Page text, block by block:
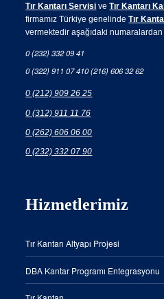
Tır Kantarı Servisi veTır Kantarı
firmamız Türkiye genelindeTır
vermektedir aşağıdaki
0 (232) 332 09 41
0 (322) 911 07 410 (216) 606 32 62
0 (212) 909 26 25
0 (312) 911 11 76
0 (262) 606 06 00
0 (232) 332 07 90
Hizmetlerimiz
Tır Kantarı Altyapı Projesi
DBA Kantar Programı Entegrasyonu